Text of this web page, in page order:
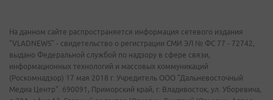
На данном сайте распространяется информация сетевого издания
"VLADNEWS" - свидетельство о регистрации СМИ ЭЛ № ФС 77 - 72742,
выдано Федеральной службой по надзору в сфере связи,
информационных технологий и массовых коммуникаций
(Роскомнадзор) 17 мая 2018 г. Учредитель ООО "Дальневосточный
Медиа Центр". 690091, Приморский край, г. Владивосток, ул. Уборевича,